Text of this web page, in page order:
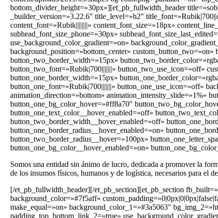
bottom_divider_height=»30px»][et_pb_fullwidth_header
_builder_version=»3.22.6″ title_level=»h2″
content_font=»Rubik||||||||» content_font_size=»18px»
subhead_font_size_phone=»30px»
use_background_color_gradient=»on»
background_position=»bottom_center»
button_two_border_width=»15px»
button_two_font=»Rubik|700|||||||» button_two_use_icon=»off»
button_one_border_width=»15px»
button_one_font=»Rubik|700|||||||» button_one_use_icon=»off»
animation_direction=»bottom» animation_intensity_slide=»1%»
button_one_bg_color_hover=»#ff8a70″
button_one_text_color__hover_enabled=»off»
button_two_border_width__hover_enabled=»off»
button_one_border_radius__hover_enabled=»on»
button_two_border_radius__hover=»100px»
button_one_bg_color__hover_enabled=»on»
Somos una entidad sin ánimo de lucro, dedicada a promover la
de los insumos físicos, humanos y de logística, necesarios para el
[/et_pb_fullwidth_header][/et_pb_section][et_pb_section
background_color=»#7f5aff»
make_equal=»on» background_color_1=»#3a5063″
padding_top_bottom_link_2=»true»